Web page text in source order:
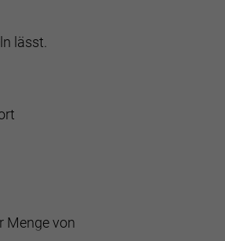
lässt.
Menge von